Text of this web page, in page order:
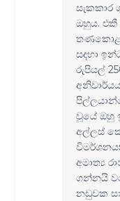
සැකකාර
ඔහුය.
තණකොළ
සඳහා
රුපියල්
වූයේ ඔහු
අල්ලස්
අමාත්‍ය
ගන්නයි
නඩුවක